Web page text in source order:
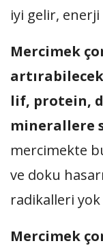
iyi gelir, enerji
Mercimek
lif, protein,
minerallere
mercimekte
ve doku
radikalleri
Mercimek